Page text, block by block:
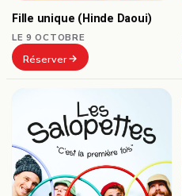
Fille unique (Hinde Daoui)
LE 9 OCTOBRE
Réserver